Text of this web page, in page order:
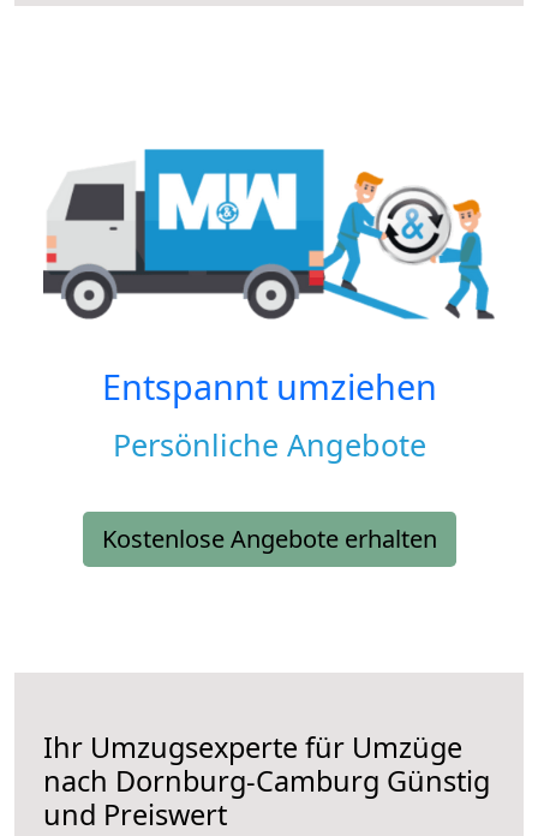
Entspannt umziehen
Persönliche Angebote
Kostenlose Angebote erhalten
Ihr Umzugsexperte für Umzüge
nach Dornburg-Camburg Günstig
und Preiswert